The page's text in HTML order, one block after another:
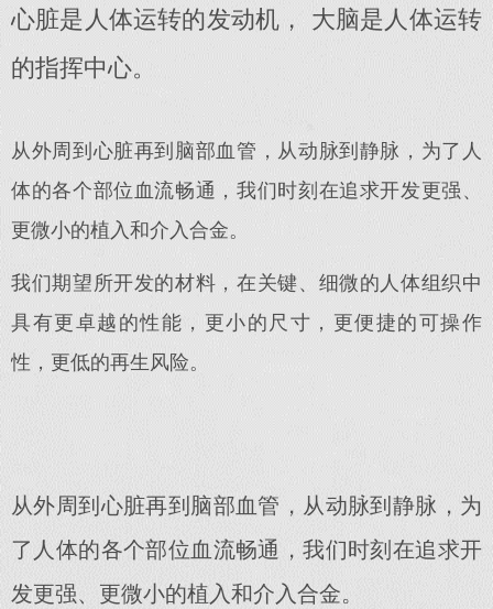
从外周到心脏再到脑部血管，从动脉到静脉，为
了人体的各个部位血流畅通，我们时刻在追求开
发更强、更微小的植入和介入合金。
心脏是人体运转的发动机， 大脑是人体运转
的指挥中心。
从外周到心脏再到脑部血管，从动脉到静脉，为了人
体的各个部位血流畅通，我们时刻在追求开发更强、
更微小的植入和介入合金。
我们期望所开发的材料，在关键、细微的人体组织中
具有更卓越的性能，更小的尺寸，更便捷的可操作
性，更低的再生风险。